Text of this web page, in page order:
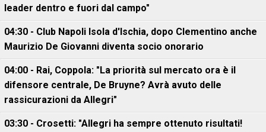
leader dentro e fuori dal campo"
04:30 - Club Napoli Isola d'Ischia, dopo Clementino anche
Maurizio De Giovanni diventa socio onorario
04:00 - Rai, Coppola: "La priorità sul mercato ora è il
difensore centrale, De Bruyne? Avrà avuto delle
rassicurazioni da Allegri"
03:30 - Crosetti: "Allegri ha sempre ottenuto risultati!